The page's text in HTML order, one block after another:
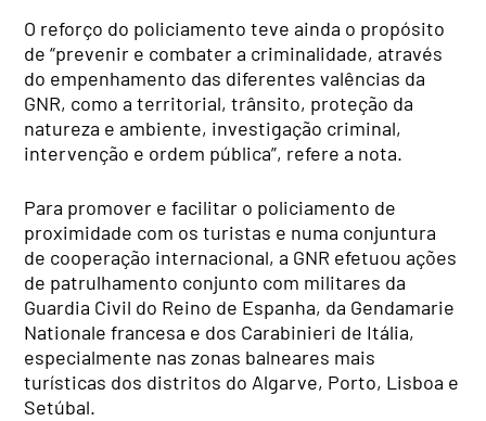
O reforço do policiamento teve ainda o propósito
de “prevenir e combater a criminalidade, através
do empenhamento das diferentes valências da
GNR, como a territorial, trânsito, proteção da
natureza e ambiente, investigação criminal,
intervenção e ordem pública”, refere a nota.
Para promover e facilitar o policiamento de
proximidade com os turistas e numa conjuntura
de cooperação internacional, a GNR efetuou ações
de patrulhamento conjunto com militares da
Guardia Civil do Reino de Espanha, da Gendamarie
Nationale francesa e dos Carabinieri de Itália,
especialmente nas zonas balneares mais
turísticas dos distritos do Algarve, Porto, Lisboa e
Setúbal.